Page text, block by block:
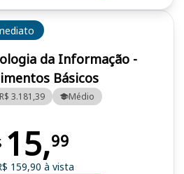
da Informação -
Básicos
3.181,39 Médio
15,99
159,90 à vista